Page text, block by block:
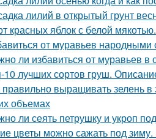
лилий в открытый грунт
красных яблок с белой
от муравьев народными
ли избавиться от муравьев в
10 лучших сортов груш.
правильно выращивать зелень
объемах
ли сеять петрушку и укроп
цветы можно сажать под